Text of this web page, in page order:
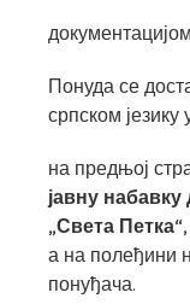
Понуда се
српском језику
на предњој
јавну
„Света Петка“,
а на полеђини
понуђача.